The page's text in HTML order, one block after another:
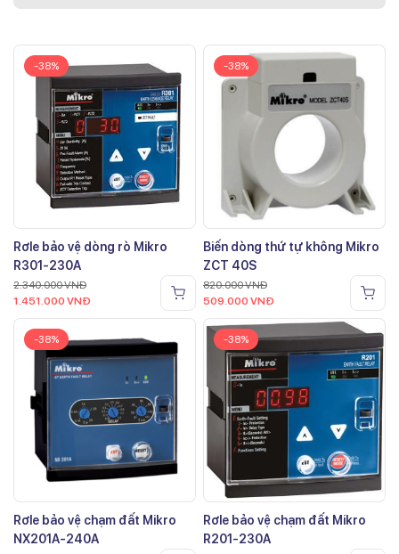
-38%
Rơle bảo vệ dòng rò Mikro
R301-230A
2.340.000VNĐ
1.451.000 VNĐ
-38%
Biến dòng thứ tự không Mikro
ZCT 40S
820.000VNĐ
509.000 VNĐ
-38%
Rơle bảo vệ chạm đất Mikro
NX201A-240A
-38%
Rơle bảo vệ chạm đất Mikro
R201-230A